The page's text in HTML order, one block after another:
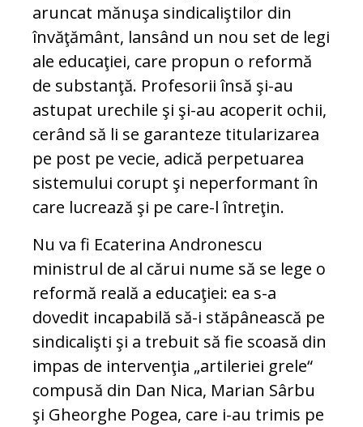
aruncat mănuşa sindicaliştilor din
învăţământ, lansând un nou set de legi
ale educaţiei, care propun o reformă
de substanţă. Profesorii însă şi-au
astupat urechile şi şi-au acoperit ochii,
cerând să li se garanteze titularizarea
pe post pe vecie, adică perpetuarea
sistemului corupt şi neperformant în
care lucrează şi pe care-l întreţin.
Nu va fi Ecaterina Andronescu
ministrul de al cărui nume să se lege o
reformă reală a educaţiei: ea s-a
dovedit incapabilă să-i stăpânească pe
sindicalişti şi a trebuit să fie scoasă din
impas de intervenţia „artileriei grele“
compusă din Dan Nica, Marian Sârbu
şi Gheorghe Pogea, care i-au trimis pe